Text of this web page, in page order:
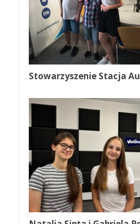
Stowarzyszenie Stacja